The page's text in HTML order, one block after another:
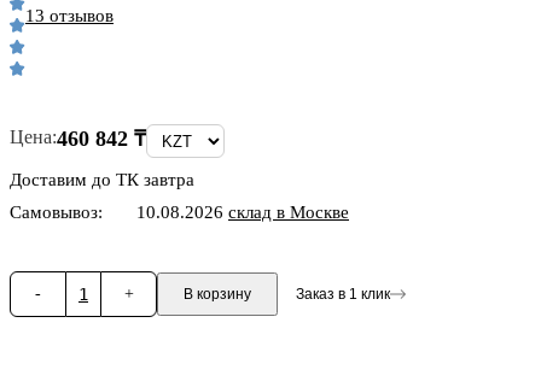
13 отзывов
Цена:460 842 ₸
Доставим до ТК завтра
Самовывоз:
10.08.2026 склад в Москве
- 1 + В корзину Заказ в 1 клик